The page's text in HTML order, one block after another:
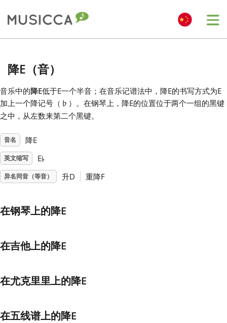
Dansk
English
Español
Français
한국어
हिन्दी
降E（音）
音乐中的降E低于E一个半音；在音乐记谱法中，降E的书写方式为E
加上一个降记号（ ♭ ）。在钢琴上，降E的位置位于两个一组的黑键
之中，从左数来第二个黑键。
音名 降E
英文缩写 E♭
异名同音（等音） 升D 重降F
在钢琴上的降E
在吉他上的降E
在尤克里里上的降E
在五线谱上的降E